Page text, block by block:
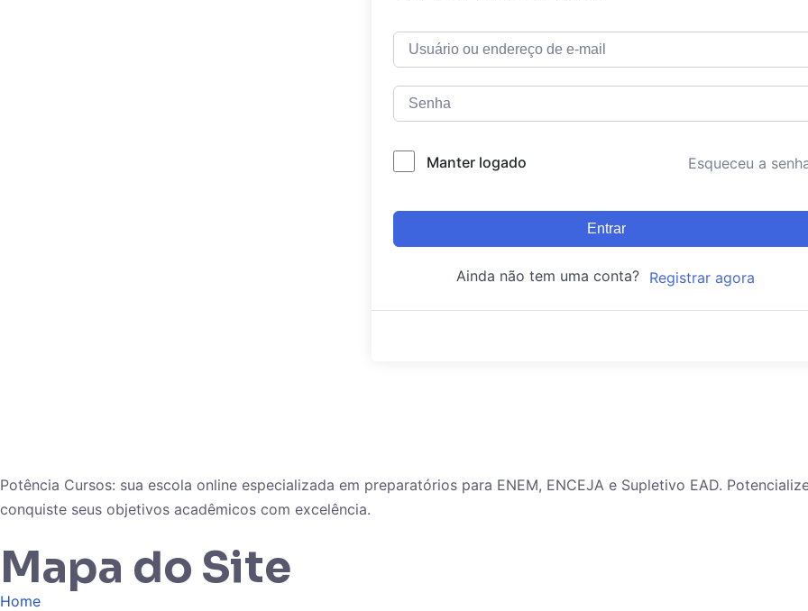
Manter logado Esqueceu a
Entrar
Ainda não tem uma conta? Registrar agora
Potência Cursos: sua escola online especializada em preparatórios para ENEM, ENCEJA e Supletivo EAD.
conquiste seus objetivos acadêmicos com excelência.
Mapa do Site
Home